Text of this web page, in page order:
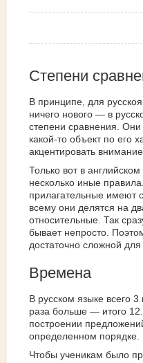
Степени
В принципе, для
ничего нового — в
степени сравнения. Они
какой-то объект по его
акцентировать
Только вот в
несколько иные
прилагательные имеют
всему они делятся на
относительные. Так
бывает непросто.
достаточно сложной
Времена
В русском языке всего
раза больше — итого
построении
определенном порядке.
Чтобы ученикам было